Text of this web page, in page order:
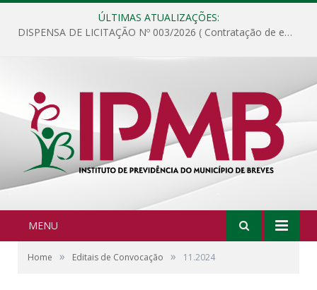
ÚLTIMAS ATUALIZAÇÕES:
DISPENSA DE LICITAÇÃO Nº 003/2026 ( Contratação de empresa para fornecimento de gêneros alimentícios não perecíveis, materiais de expediente, descartáveis, copa e cozinha, para análise e posterior publicação.)
MENU
Home » Editais de Convocação » 11.2024